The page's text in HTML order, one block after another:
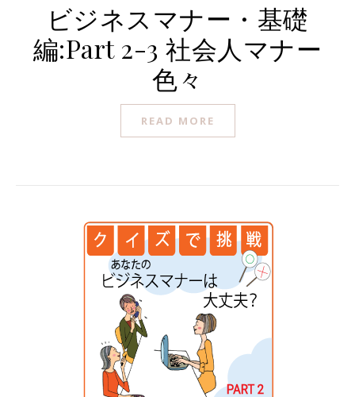
ビジネスマナー・基礎
編:Part 2-3 社会人マナー
色々
READ MORE